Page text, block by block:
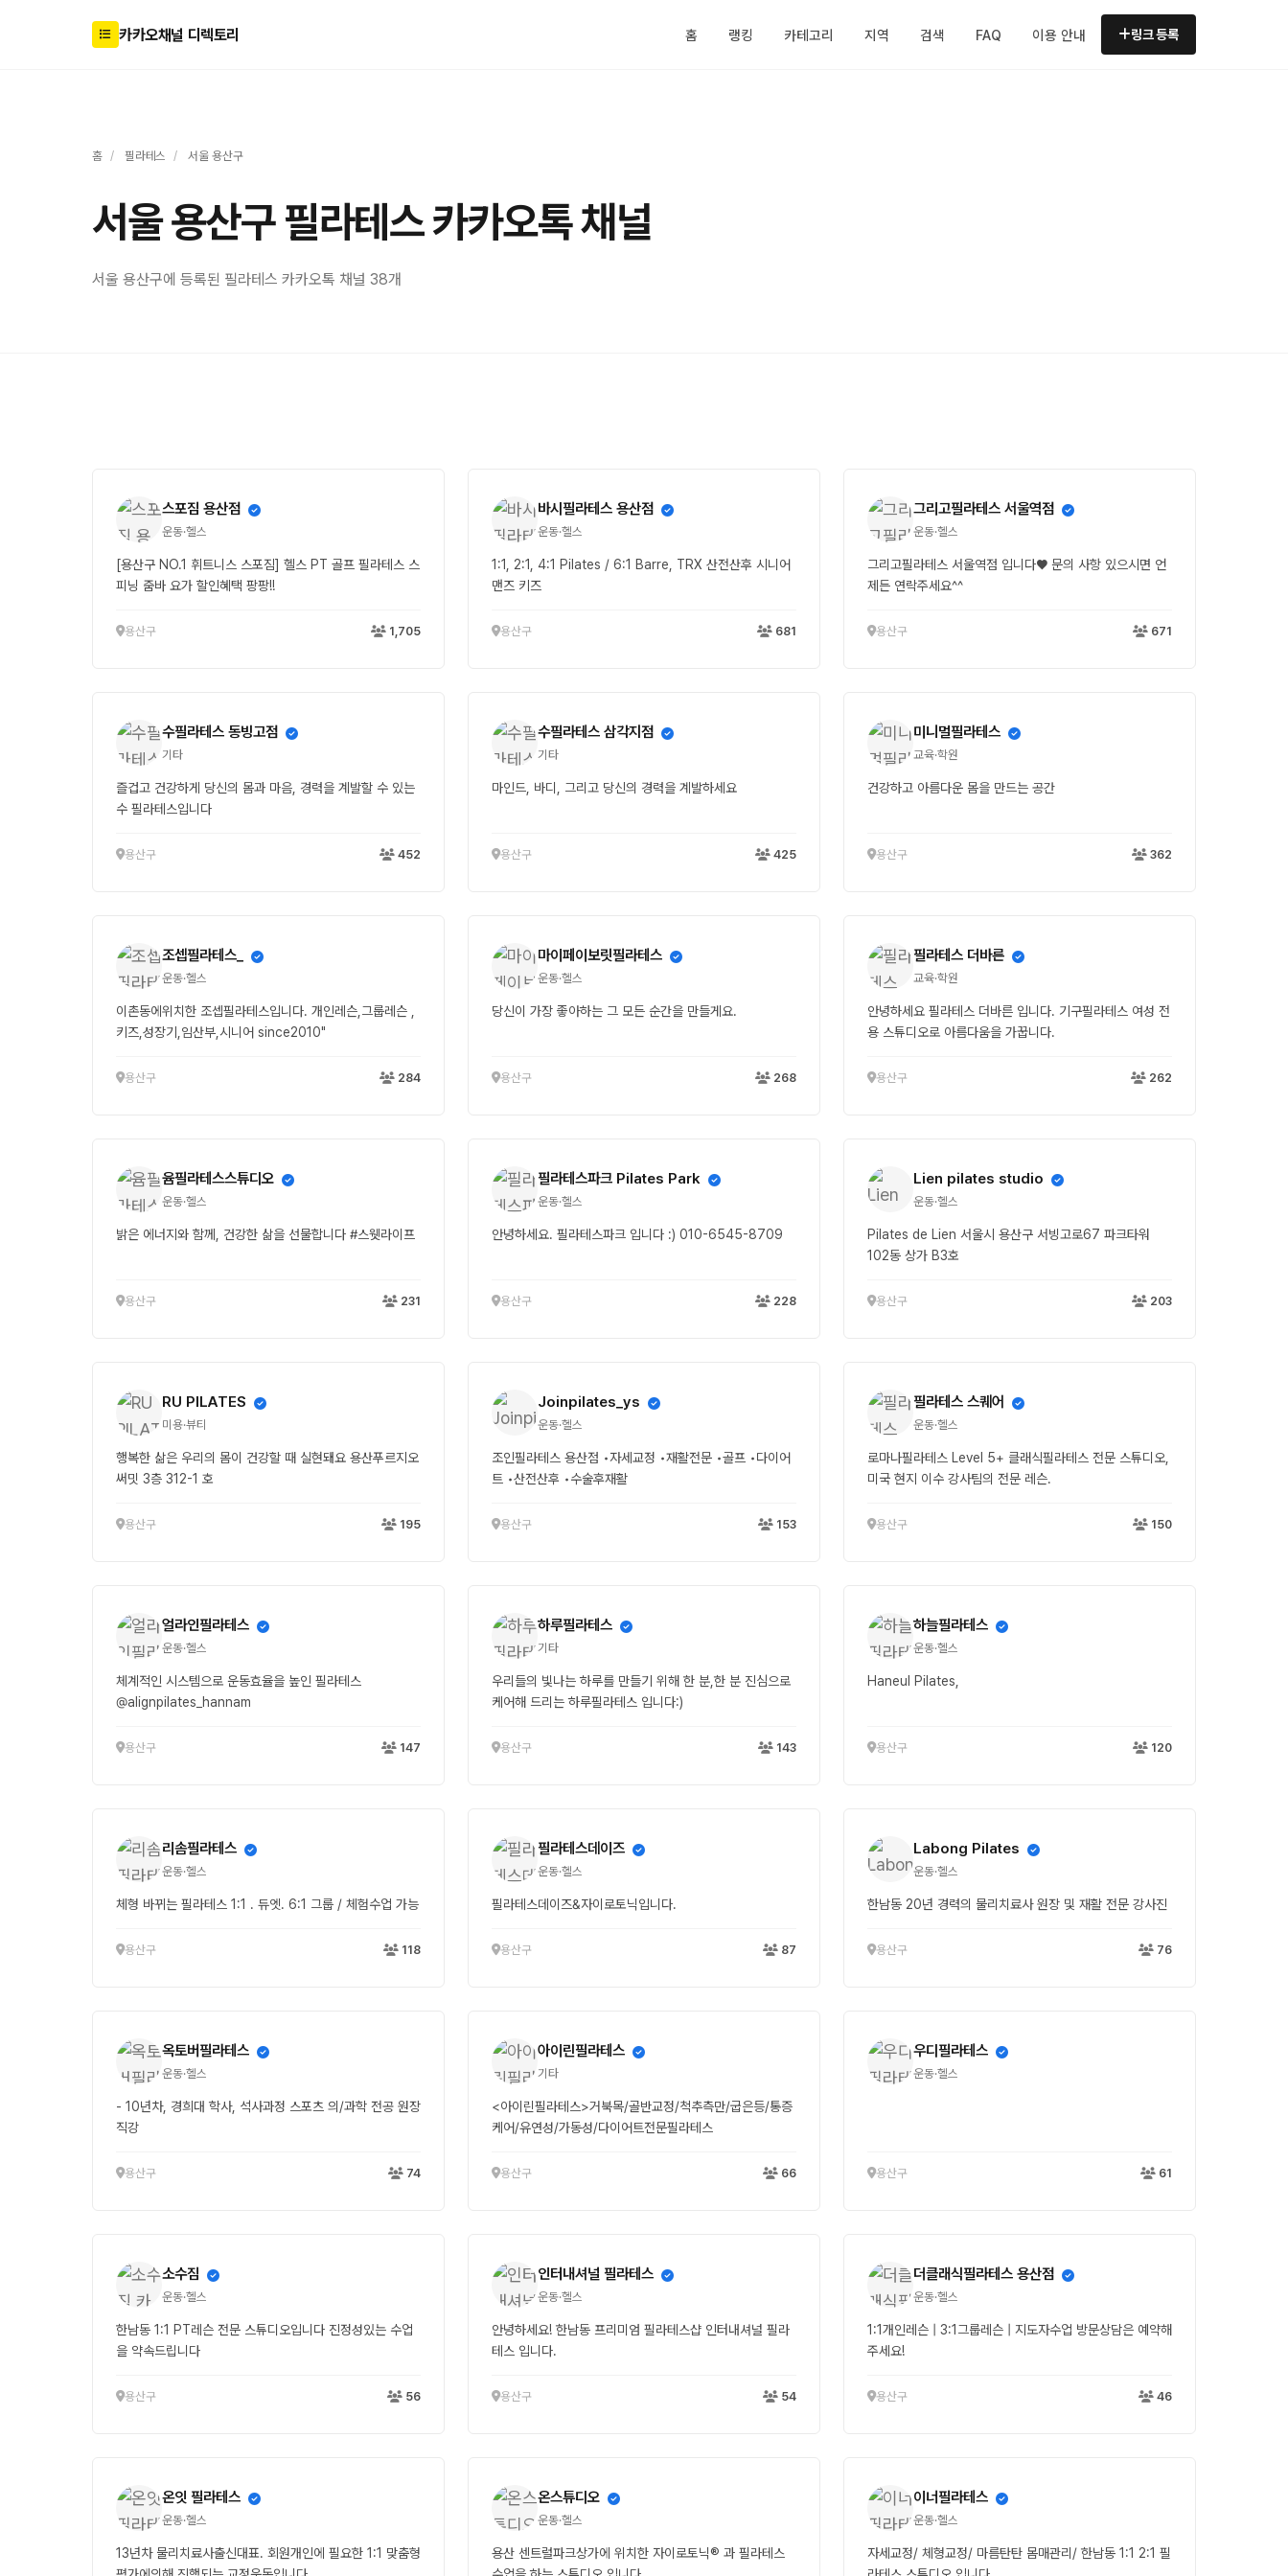
카카오채널 디렉토리 홈 랭킹 카테고리 지역 검색 FAQ 이용 안내 링크 등록
홈 / 필라테스 / 서울 용산구
서울 용산구 필라테스 카카오톡 채널
서울 용산구에 등록된 필라테스 카카오톡 채널 38개
스포짐 용산점
운동·헬스
[용산구 NO.1 휘트니스 스포짐] 헬스 PT 골프 필라테스 스
피닝 줌바 요가 할인혜택 팡팡!!
용산구 1,705
바시필라테스 용산점
운동·헬스
1:1, 2:1, 4:1 Pilates / 6:1 Barre, TRX 산전산후 시니어
맨즈 키즈
용산구 681
그리고필라테스 서울역점
운동·헬스
그리고필라테스 서울역점 입니다♥ 문의 사항 있으시면 언
제든 연락주세요^^
용산구 671
수필라테스 동빙고점
기타
즐겁고 건강하게 당신의 몸과 마음, 경력을 계발할 수 있는
수 필라테스입니다
용산구 452
수필라테스 삼각지점
기타
마인드, 바디, 그리고 당신의 경력을 계발하세요
용산구 425
미니멀필라테스
교육·학원
건강하고 아름다운 몸을 만드는 공간
용산구 362
조셉필라테스_
운동·헬스
이촌동에위치한 조셉필라테스입니다. 개인레슨,그룹레슨 ,
키즈,성장기,임산부,시니어 since2010"
용산구 284
마이페이보릿필라테스
운동·헬스
당신이 가장 좋아하는 그 모든 순간을 만들게요.
용산구 268
필라테스 더바른
교육·학원
안녕하세요 필라테스 더바른 입니다. 기구필라테스 여성 전
용 스튜디오로 아름다움을 가꿉니다.
용산구 262
윰필라테스스튜디오
운동·헬스
밝은 에너지와 함께, 건강한 삶을 선물합니다 #스웻라이프
용산구 231
필라테스파크 Pilates Park
운동·헬스
안녕하세요. 필라테스파크 입니다 :) 010-6545-8709
용산구 228
Lien pilates studio
운동·헬스
Pilates de Lien 서울시 용산구 서빙고로67 파크타워
102동 상가 B3호
용산구 203
RU PILATES
미용·뷰티
행복한 삶은 우리의 몸이 건강할 때 실현돼요 용산푸르지오
써밋 3층 312-1 호
용산구 195
Joinpilates_ys
운동·헬스
조인필라테스 용산점 •자세교정 •재활전문 •골프 •다이어
트 •산전산후 •수술후재활
용산구 153
필라테스 스퀘어
운동·헬스
로마나필라테스 Level 5+ 클래식필라테스 전문 스튜디오,
미국 현지 이수 강사팀의 전문 레슨.
용산구 150
얼라인필라테스
운동·헬스
체계적인 시스템으로 운동효율을 높인 필라테스
@alignpilates_hannam
용산구 147
하루필라테스
기타
우리들의 빛나는 하루를 만들기 위해 한 분,한 분 진심으로
케어해 드리는 하루필라테스 입니다:)
용산구 143
하늘필라테스
운동·헬스
Haneul Pilates,
용산구 120
리솜필라테스
운동·헬스
체형 바뀌는 필라테스 1:1 . 듀엣. 6:1 그룹 / 체험수업 가능
용산구 118
필라테스데이즈
운동·헬스
필라테스데이즈&자이로토닉입니다.
용산구 87
Labong Pilates
운동·헬스
한남동 20년 경력의 물리치료사 원장 및 재활 전문 강사진
용산구 76
옥토버필라테스
운동·헬스
- 10년차, 경희대 학사, 석사과정 스포츠 의/과학 전공 원장
직강
용산구 74
아이린필라테스
기타
<아이린필라테스>거북목/골반교정/척추측만/굽은등/통증
케어/유연성/가동성/다이어트전문필라테스
용산구 66
우디필라테스
운동·헬스
용산구 61
소수짐
운동·헬스
한남동 1:1 PT레슨 전문 스튜디오입니다 진정성있는 수업
을 약속드립니다
용산구 56
인터내셔널 필라테스
운동·헬스
안녕하세요! 한남동 프리미엄 필라테스샵 인터내셔널 필라
테스 입니다.
용산구 54
더클래식필라테스 용산점
운동·헬스
1:1개인레슨 | 3:1그룹레슨 | 지도자수업 방문상담은 예약해
주세요!
용산구 46
온잇 필라테스
운동·헬스
13년차 물리치료사출신대표. 회원개인에 필요한 1:1 맞춤형
온스튜디오
운동·헬스
용산 센트럴파크상가에 위치한 자이로토닉® 과 필라테스
이너필라테스
운동·헬스
자세교정/ 체형교정/ 마름탄탄 몸매관리/ 한남동 1:1 2:1 필